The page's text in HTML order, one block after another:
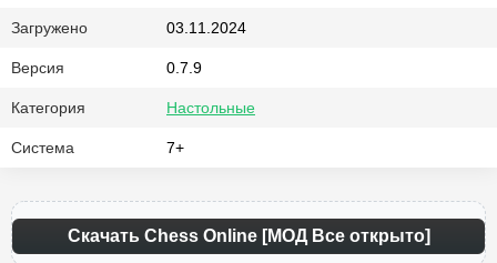
Загружено 03.11.2024
Версия 0.7.9
Категория Настольные
Система 7+
Скачать Chess Online [МОД Все открыто]